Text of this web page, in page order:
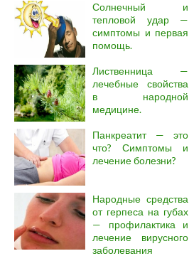
Солнечный и
тепловой удар —
симптомы и первая
помощь.
Лиственница —
лечебные свойства
в народной
медицине.
Панкреатит — это
что? Симптомы и
лечение болезни?
Народные средства
от герпеса на губах
— профилактика и
лечение вирусного
заболевания